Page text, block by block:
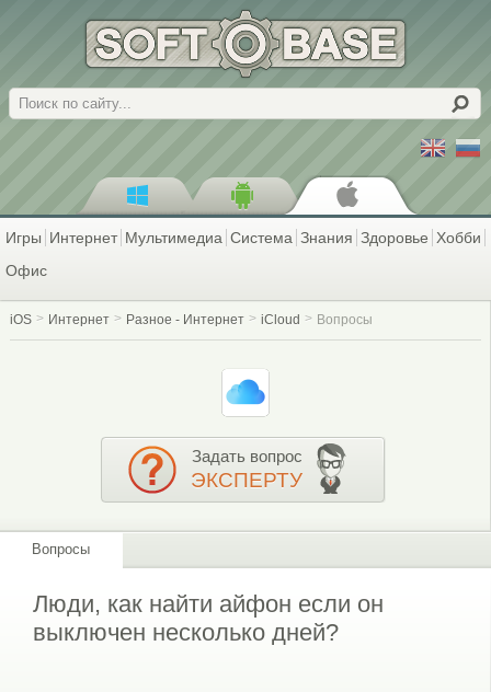
Поиск
Игры Интернет Мультимедиа Система Знания Здоровье Хобби
Офис
iOS Интернет Разное - Интернет iCloud Вопросы
Задать вопрос
ЭКСПЕРТУ
Вопросы
Люди, как найти айфон если он
выключен несколько дней?